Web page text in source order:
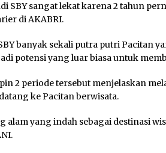
SBY sangat lekat karena 2 tahun
di AKABRI.
banyak sekali putra putri Pacitan
potensi yang luar biasa untuk
2 periode tersebut menjelaskan
ke Pacitan berwisata.
yang indah sebagai destinasi